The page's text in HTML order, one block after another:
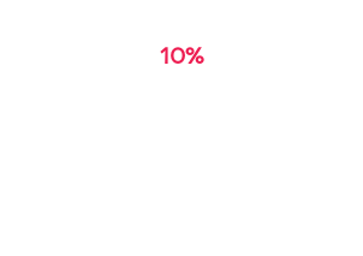
10%